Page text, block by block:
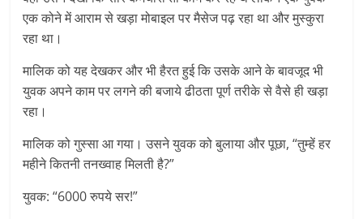
एक कोने में आराम से खड़ा मोबाइल पर मैसेज पढ़ रहा था और मुस्कुरा
रहा था।
मालिक को यह देखकर और भी हैरत हुई कि उसके आने के बावजूद भी
युवक अपने काम पर लगने की बजाये ढीठता पूर्ण तरीके से वैसे ही खड़ा
रहा।
मालिक को गुस्सा आ गया। उसने युवक को बुलाया और पूछा, “तुम्हें हर
महीने कितनी तनख्वाह मिलती है?”
युवक: “6000 रुपये सर!”